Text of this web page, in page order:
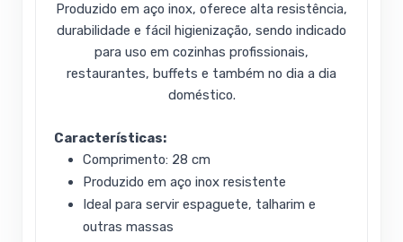
Produzido em aço inox, oferece alta resistência,
durabilidade e fácil higienização, sendo indicado
para uso em cozinhas profissionais,
restaurantes, buffets e também no dia a dia
doméstico.
Características:
Comprimento: 28 cm
Produzido em aço inox resistente
Ideal para servir espaguete, talharim e
outras massas